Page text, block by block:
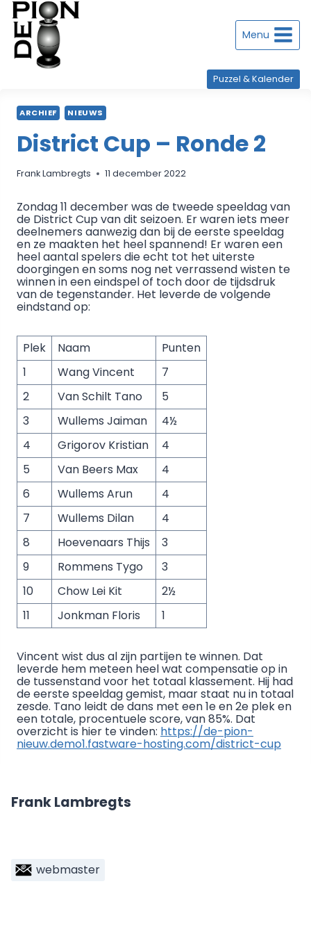
Doorgaan
naar
inhoud Menu
Puzzel & Kalender
ARCHIEF NIEUWS
District Cup – Ronde 2
Frank Lambregts 11 december 2022
Zondag 11 december was de tweede speeldag van
de District Cup van dit seizoen. Er waren iets meer
deelnemers aanwezig dan bij de eerste speeldag
en ze maakten het heel spannend! Er waren een
heel aantal spelers die echt tot het uiterste
doorgingen en soms nog net verrassend wisten te
winnen in een eindspel of toch door de tijdsdruk
van de tegenstander. Het leverde de volgende
eindstand op:
Plek Naam
Punten
1
Wang Vincent
7
2
Van Schilt Tano
5
3
Wullems Jaiman
4½
4
Grigorov Kristian
4
5
Van Beers Max
4
6
Wullems Arun
4
7
Wullems Dilan
4
8
Hoevenaars Thijs
3
9
Rommens Tygo
3
10
Chow Lei Kit
2½
11
Jonkman Floris 1
Vincent wist dus al zijn partijen te winnen. Dat
leverde hem meteen heel wat compensatie op in
de tussenstand voor het totaal klassement. Hij had
de eerste speeldag gemist, maar staat nu in totaal
zesde. Tano leidt de dans met een 1e en 2e plek en
een totale, procentuele score, van 85%. Dat
overzicht is hier te vinden: https://de-pion-
nieuw.demo1.fastware-hosting.com/district-cup
Frank Lambregts
webmaster